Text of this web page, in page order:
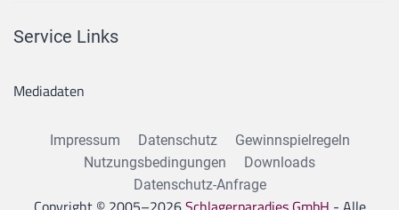
Service Links
Mediadaten
Impressum Datenschutz
Gewinnspielregeln
Nutzungsbedingungen
Downloads
Datenschutz-Anfrage